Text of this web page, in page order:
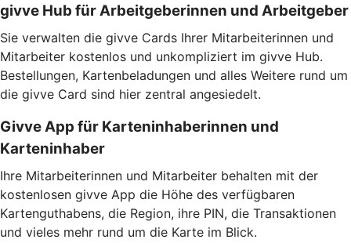
givve Hub für Arbeitgeberinnen und Arbeitgeber
Sie verwalten die givve Cards Ihrer Mitarbeiterinnen und
Mitarbeiter kostenlos und unkompliziert im givve Hub.
Bestellungen, Kartenbeladungen und alles Weitere rund um
die givve Card sind hier zentral angesiedelt.
Givve App für Karteninhaberinnen und
Karteninhaber
Ihre Mitarbeiterinnen und Mitarbeiter behalten mit der
kostenlosen givve App die Höhe des verfügbaren
Kartenguthabens, die Region, ihre PIN, die Transaktionen
und vieles mehr rund um die Karte im Blick.